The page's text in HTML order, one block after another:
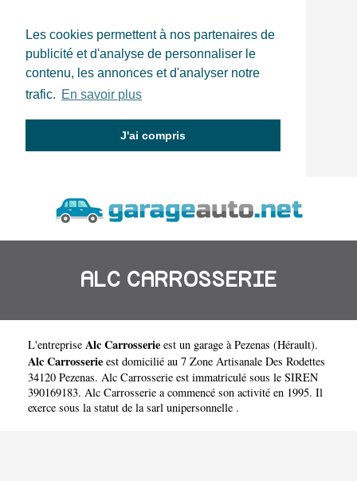
Les cookies permettent à nos partenaires de
publicité et d'analyse de personnaliser le
contenu, les annonces et d'analyser notre
trafic. En savoir plus
J'ai compris
ALC CARROSSERIE
L'entreprise Alc Carrosserie est un garage à Pezenas (Hérault).
Alc Carrosserie est domicilié au 7 Zone Artisanale Des Rodettes
34120 Pezenas. Alc Carrosserie est immatriculé sous le SIREN
390169183. Alc Carrosserie a commencé son activité en 1995. Il
exerce sous la statut de la sarl unipersonnelle .